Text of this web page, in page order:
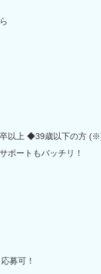
以上 ◆39歳以下の方
ポートもバッチリ！
募可！